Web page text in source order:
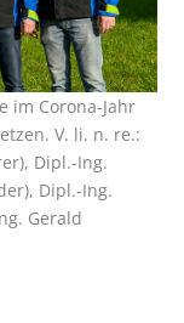
im Corona-Jahr
V. li. n. re.:
Dipl.-Ing.
Dipl.-Ing.
Gerald